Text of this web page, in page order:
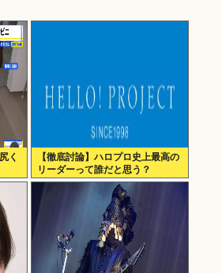
く
【徹底討論】ハロプロ史上最高の
リーダーって誰だと思う？